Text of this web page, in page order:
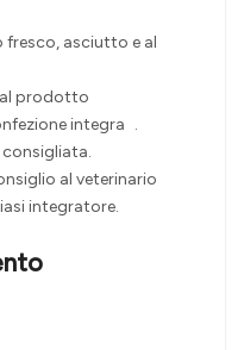
asciutto e al
al prodotto
integra .
consigliata.
al veterinario
integratore.